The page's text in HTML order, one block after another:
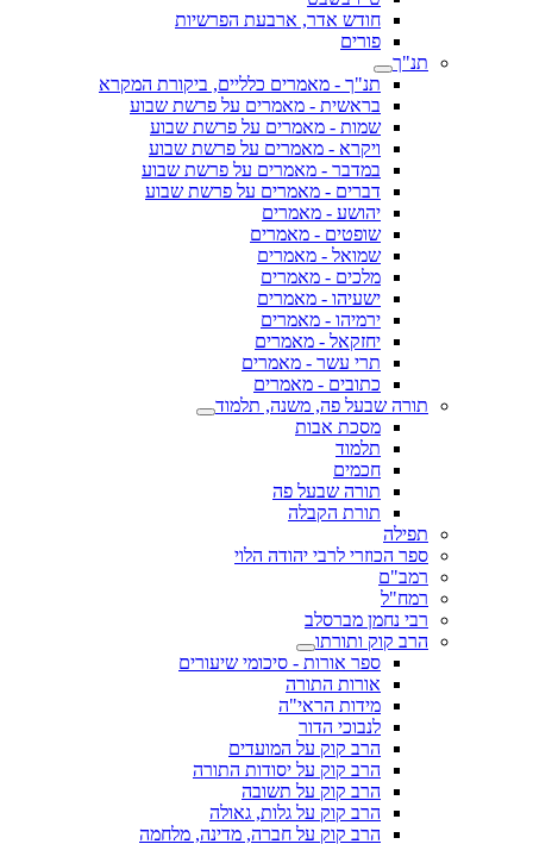
חודש אדר, ארבעת הפרשיות
פורים
תנ"ך
תנ"ך - מאמרים כלליים, ביקורת המקרא
בראשית - מאמרים על פרשת שבוע
שמות - מאמרים על פרשת שבוע
ויקרא - מאמרים על פרשת שבוע
במדבר - מאמרים על פרשת שבוע
דברים - מאמרים על פרשת שבוע
יהושע - מאמרים
שופטים - מאמרים
שמואל - מאמרים
מלכים - מאמרים
ישעיהו - מאמרים
ירמיהו - מאמרים
יחזקאל - מאמרים
תרי עשר - מאמרים
כתובים - מאמרים
תורה שבעל פה, משנה, תלמוד
מסכת אבות
תלמוד
חכמים
תורה שבעל פה
תורת הקבלה
תפילה
ספר הכוזרי לרבי יהודה הלוי
רמב"ם
רמח"ל
רבי נחמן מברסלב
הרב קוק ותורתו
ספר אורות - סיכומי שיעורים
אורות התורה
מידות הראי"ה
לנבוכי הדור
הרב קוק על המועדים
הרב קוק על יסודות התורה
הרב קוק על תשובה
הרב קוק על גלות, גאולה
הרב קוק על חברה, מדינה, מלחמה